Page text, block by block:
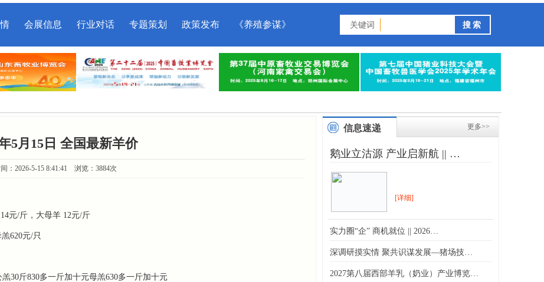
会展信息 行业对话 专题策划 政策发布 《养殖参谋》 关键词
5月15日 全国最新羊价
：2026-5-15 8:41:41 浏览：3884次
元/斤‌，大母羊 ‌12元/斤‌
620元/只
30斤830多一斤加十元母羔630多一斤加十元
更多>>
信息速递
鹅业立沽源 产业启新航 || …
[详细]
实力圈“企” 商机就位 || 2026…
深调研摸实情 聚共识谋发展—猪场技…
2027第八届西部羊乳（奶业）产业博览…